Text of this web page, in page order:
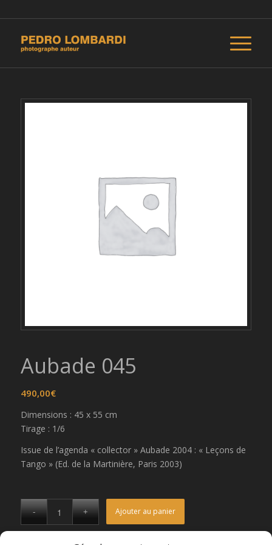
Aubade 045
490,00€
Dimensions : 45 x 55 cm
Tirage : 1/6
Issue de l’agenda « collector » Aubade 2004 : « Leçons de
Tango » (Ed. de la Martinière, Paris 2003)
Ajouter au panier